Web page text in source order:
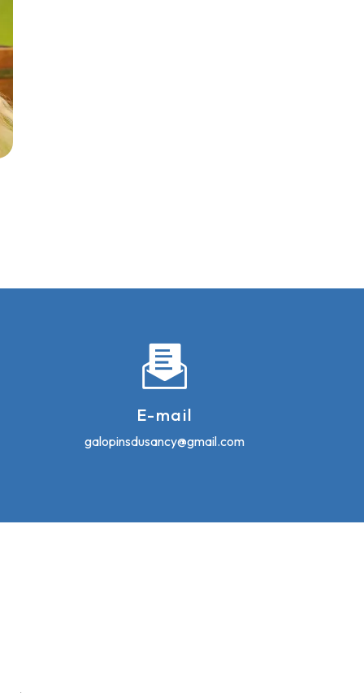
E-mail
galopinsdusancy@gmail.com